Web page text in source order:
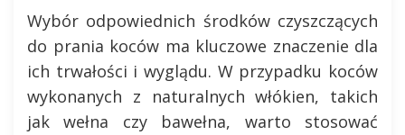
Wybór odpowiednich środków czyszczących
do prania koców ma kluczowe znaczenie dla
ich trwałości i wyglądu. W przypadku koców
wykonanych z naturalnych włókien, takich
jak wełna czy bawełna, warto stosować